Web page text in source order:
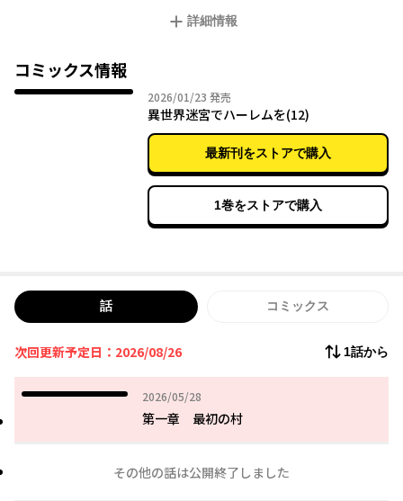
振りまくったおかげで最強の男に生まれ変わった彼は、アイドル
少年のチートでハーレムな冒険が今始まる！
詳細情報
コミックス情報
2026/01/23 2026年01月23日
発売
異世界迷宮でハーレムを(12)
最新刊をストアで購入
1巻をストアで購入
話 コミックス
次回更新予定日：2026/08/26 1話から
2026/05/28
2026年05月28日
第一章 最初の村
その他の話は公開終了しました